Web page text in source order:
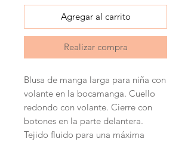
Agregar al carrito
Realizar compra
Blusa de manga larga para niña con
volante en la bocamanga. Cuello
redondo con volante. Cierre con
botones en la parte delantera.
Tejido fluido para una máxima